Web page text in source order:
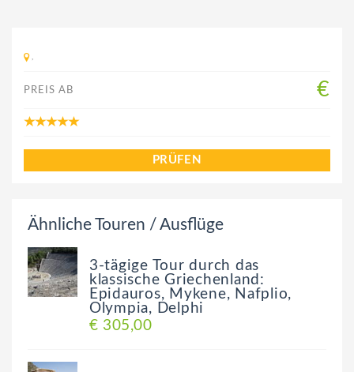
,
PREIS AB €
PRÜFEN
Ähnliche Touren / Ausflüge
3-tägige Tour durch das
klassische Griechenland:
Epidauros, Mykene, Nafplio,
Olympia, Delphi
€ 305,00